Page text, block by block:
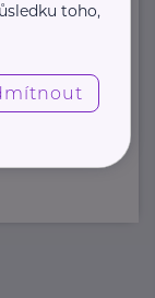
toho,